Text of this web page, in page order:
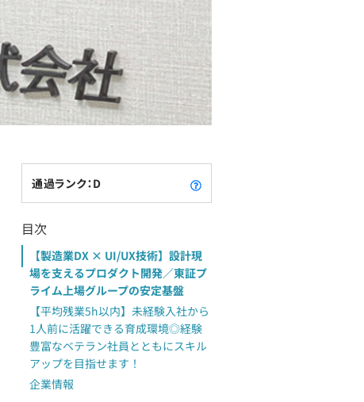
通過ランク：D
目次
【製造業DX × UI/UX技術】設計現
場を支えるプロダクト開発／東証プ
ライム上場グループの安定基盤
【平均残業5h以内】未経験入社から
1人前に活躍できる育成環境◎経験
豊富なベテラン社員とともにスキル
アップを目指せます！
企業情報